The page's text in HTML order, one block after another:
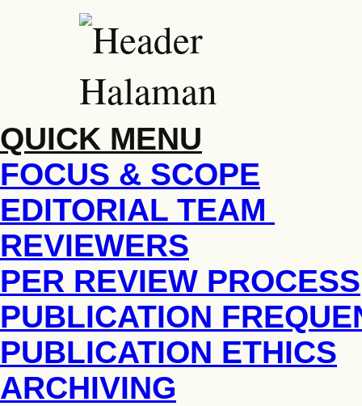
QUICK MENU
FOCUS & SCOPE
EDITORIAL TEAM
REVIEWERS
PER REVIEW PROCESS
PUBLICATION
PUBLICATION ETHICS
ARCHIVING